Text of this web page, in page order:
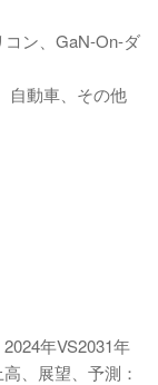
ン、GaN-On-ダ
動車、その他
年VS2031年
、展望、予測：